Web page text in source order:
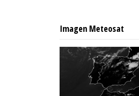
Imagen Meteosat